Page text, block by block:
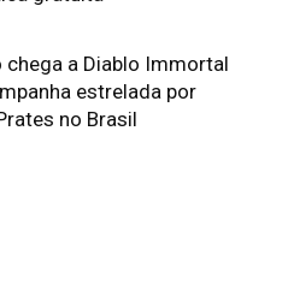
chega a Diablo Immortal
estrelada por
no Brasil